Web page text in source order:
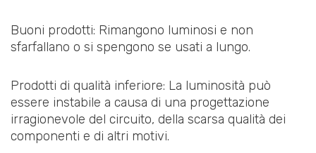
Buoni prodotti: Rimangono luminosi e non
sfarfallano o si spengono se usati a lungo.
Prodotti di qualità inferiore: La luminosità può
essere instabile a causa di una progettazione
irragionevole del circuito, della scarsa qualità dei
componenti e di altri motivi.